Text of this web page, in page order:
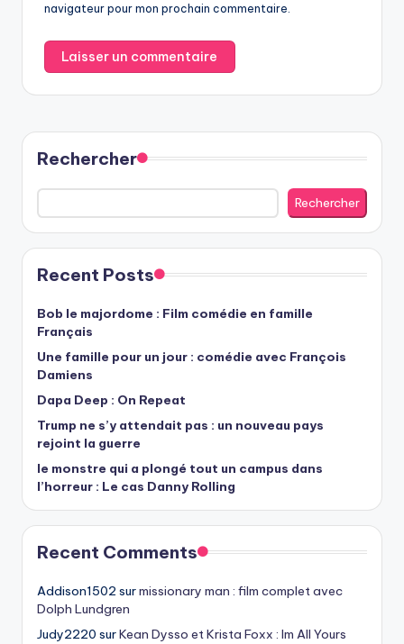
navigateur pour mon prochain commentaire.
Rechercher
Rechercher
Recent Posts
Bob le majordome : Film comédie en famille
Français
Une famille pour un jour : comédie avec François
Damiens
Dapa Deep : On Repeat
Trump ne s’y attendait pas : un nouveau pays
rejoint la guerre
le monstre qui a plongé tout un campus dans
l’horreur : Le cas Danny Rolling
Recent Comments
Addison1502 surmissionary man : film complet avec
Dolph Lundgren
Judy2220 surKean Dysso et Krista Foxx : Im All Yours